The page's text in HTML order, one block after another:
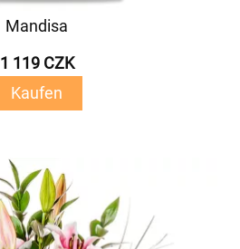
Mandisa
1 119 CZK
Kaufen